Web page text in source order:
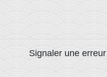
Signaler une